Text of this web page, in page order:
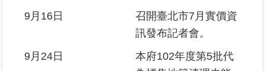
9月16日
召開臺北市7月實價資
訊發布記者會。
9月24日
本府102年度第5批代